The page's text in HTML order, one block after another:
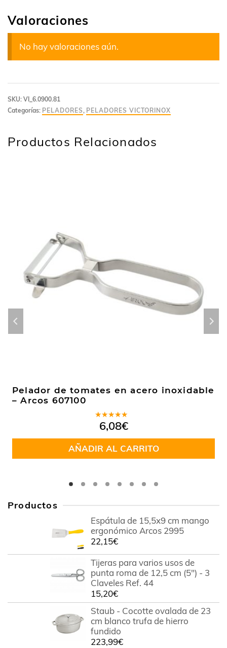
Valoraciones
No hay valoraciones aún.
SKU: VI_6.0900.81
Categorías: PELADORES, PELADORES VICTORINOX
Productos Relacionados
Pelador de tomates en acero inoxidable
– Arcos 607100
Valorado
en5.00de
5
6,08€
AÑADIR AL CARRITO
Productos
Espátula de 15,5x9 cm mango
ergonómico Arcos 2995
22,15€
Tijeras para varios usos de
punta roma de 12,5 cm (5") - 3
Claveles Ref. 44
15,20€
Staub - Cocotte ovalada de 23
cm blanco trufa de hierro
fundido
223,99€